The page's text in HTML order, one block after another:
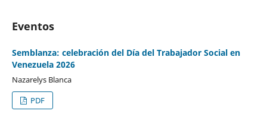
Eventos
Semblanza: celebración del Día del Trabajador Social en
Venezuela 2026
Nazarelys Blanca
PDF